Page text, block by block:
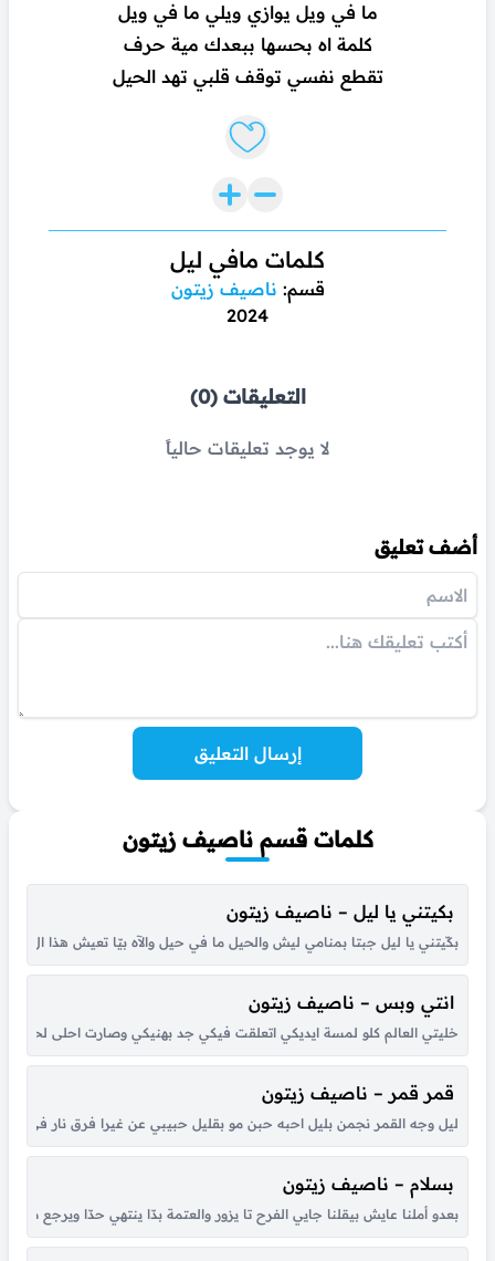
ما في ويل يوازي ويلي ما في ويل
كلمة اه بحسها ببعدك مية حرف
تقطع نفسي توقف قلبي تهد الحيل
Like lyrics
كلمات مافي ليل
قسم: ناصيف زيتون
2024
التعليقات (0)
لا يوجد تعليقات حالياً
أضف تعليق
إرسال التعليق
كلمات قسم ناصيف زيتون
بكيتني يا ليل – ناصيف زيتون
بكّيتني يا ليل جبتا بمنامي ليش ‏‎والحيل ما في حيل والآه بيّا تعيش ‏‎هذا ال كنت ناسيه هرّت وراقا الصفر ‏‎حلمي جمعني بيه رجعتني من الصفر يمّا الحصل يمّا صحيت وردت ضمّا ‏‎واتذكّرت ناسي معي شال وقمت شمّا‏‎ ‏‎ أنا عغيابا قتيل...
انتي وبس – ناصيف زيتون
خليتي العالم كلو لمسة ايديكي اتعلقت فيكي جد بهنيكي وصارت احلى
قمر قمر – ناصيف زيتون
ليل وجه القمر نجمن بليل احبه حبن مو بقليل حبيبي عن غيرا فرق نار في قلبي
بسلام – ناصيف زيتون
بعدو أملنا عايش بيقلنا ‎جايي الفرح تا يزور ‎والعتمة بدّا ينتهي حدّا ‎ويرجع صباح النور ‎اتركو الناس تحقق حلما ‎اتركو النار وصوتا وظلما ‎والله مش حرام ‎والله والله مش حرام ‎ما بدنا نبكي عبيوت ‎ما بدنا بسلام نموت ‎بدنا نعيش بسلام ‎ما...